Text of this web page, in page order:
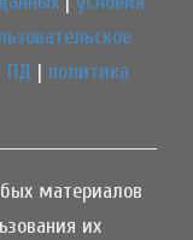
ПД | политика
материалов
их